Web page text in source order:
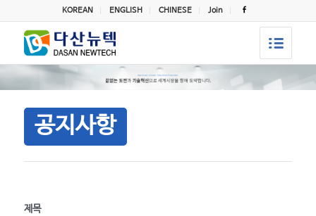
KOREAN ENGLISH CHINESE Join
공지사항
제목